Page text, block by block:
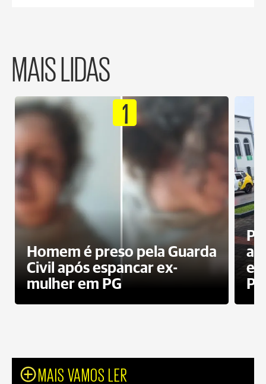
MAIS LIDAS
1
Homem é preso pela Guarda
Civil após espancar ex-
mulher em PG
MAIS VAMOS LER